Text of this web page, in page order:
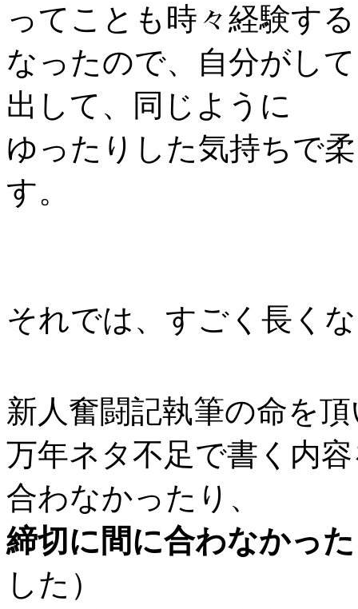
ってことも時々経験す
なったので、自分がし
出して、同じように
ゆったりした気持ちで
す。
それでは、すごく長く
新人奮闘記執筆の命を
万年ネタ不足で書く内
合わなかったり、
締切に間に合わなかっ
した）